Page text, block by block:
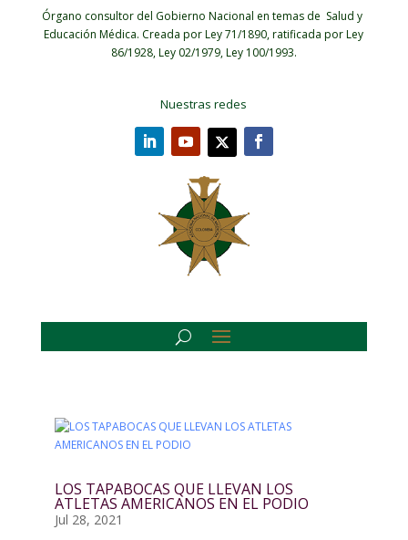
Órgano consultor del Gobierno Nacional en temas de Salud y
Educación Médica. Creada por Ley 71/1890, ratificada por Ley
86/1928, Ley 02/1979, Ley 100/1993.
Nuestras redes
LOS TAPABOCAS QUE LLEVAN LOS
ATLETAS AMERICANOS EN EL PODIO
Jul 28, 2021